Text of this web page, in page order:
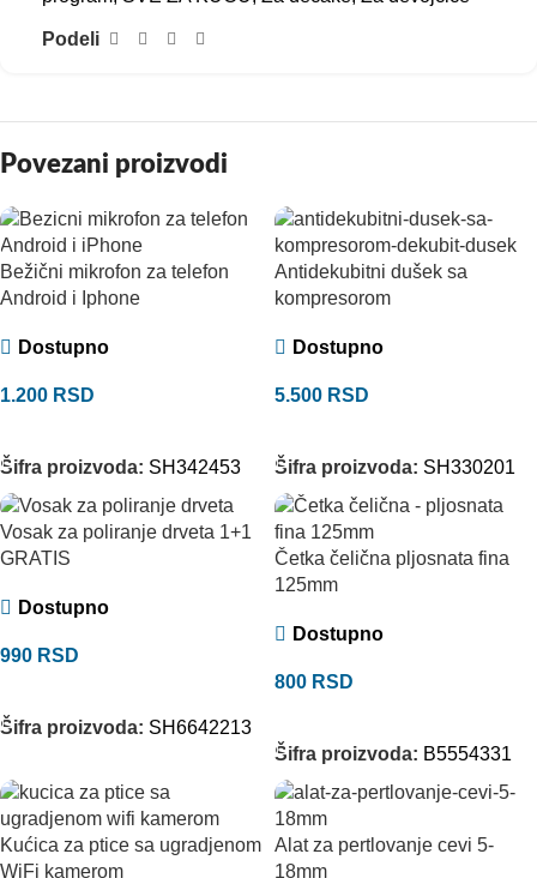
Podeli
Povezani proizvodi
Bežični mikrofon za telefon
Android i Iphone
Dostupno
1.200 RSD
Šifra proizvoda: SH342453
Antidekubitni dušek sa
kompresorom
Dostupno
5.500 RSD
Šifra proizvoda: SH330201
Vosak za poliranje drveta 1+1
GRATIS
Dostupno
990 RSD
Šifra proizvoda: SH6642213
Četka čelična pljosnata fina
125mm
Dostupno
800 RSD
Šifra proizvoda: B5554331
Kućica za ptice sa ugradjenom
WiFi kamerom
Alat za pertlovanje cevi 5-
18mm